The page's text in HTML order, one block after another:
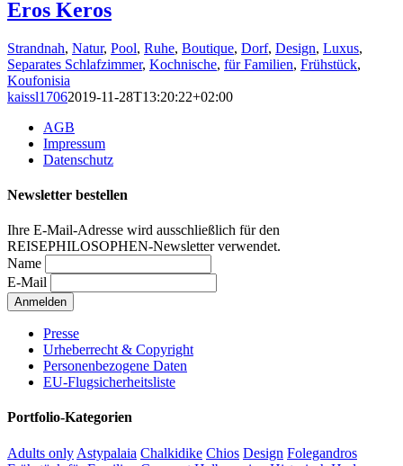
Eros Keros
Strandnah, Natur, Pool, Ruhe, Boutique, Dorf, Design, Luxus,
Separates Schlafzimmer, Kochnische, für Familien, Frühstück,
Koufonisia
kaissl17062019-11-28T13:20:22+02:00
AGB
Impressum
Datenschutz
Newsletter bestellen
Ihre E-Mail-Adresse wird ausschließlich für den
REISEPHILOSOPHEN-Newsletter verwendet.
Name
E-Mail
Presse
Urheberrecht & Copyright
Personenbezogene Daten
EU-Flugsicherheitsliste
Portfolio-Kategorien
Adults only Astypalaia Chalkidike Chios Design Folegandros